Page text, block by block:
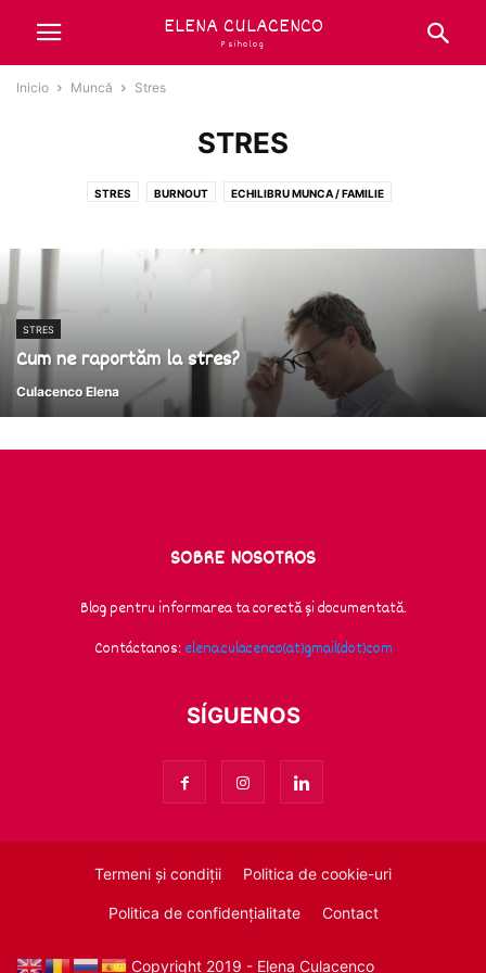
ELENA CULACENCO
Psiholog
Inicio Muncă Stres
STRES
STRES BURNOUT ECHILIBRU MUNCA / FAMILIE
STRES
Cum ne raportăm la stres?
Culacenco Elena
SOBRE NOSOTROS
Blog pentru informarea ta corectă și documentată.
Contáctanos: elena.culacenco(at)gmail(dot)com
SÍGUENOS
Termeni și condiții Politica de cookie-uri
Politica de confidențialitate Contact
© Copyright 2019 - Elena Culacenco